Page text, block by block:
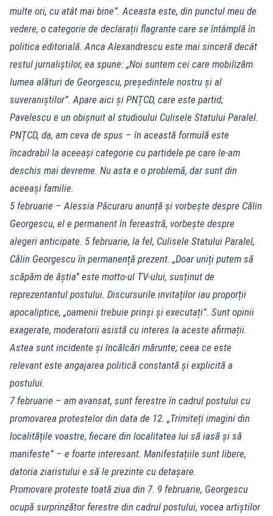
multe ori, cu atât mai bine”. Aceasta este, din punctul meu de
vedere, o categorie de declarații flagrante care se întâmplă în
politica editorială. Anca Alexandrescu este mai sinceră decât
restul jurnaliștilor, ea spune: „Noi suntem cei care mobilizăm
lumea alături de Georgescu, președintele nostru și al
suveraniștilor”. Apare aici și PNȚCD, care este partid;
Pavelescu e un obișnuit al studioului Culisele Statului Paralel.
PNȚCD, da, am ceva de spus – în această formulă este
încadrabil la aceeași categorie cu partidele pe care le-am
deschis mai devreme. Nu asta e o problemă, dar sunt din
aceeași familie.
5 februarie – Alessia Păcuraru anunță și vorbește despre Călin
Georgescu, el e permanent în fereastră, vorbește despre
alegeri anticipate. 5 februarie, la fel, Culisele Statului Paralel,
Călin Georgescu în permanență prezent. „Doar uniți putem să
scăpăm de ăștia” este motto-ul TV-ului, susținut de
reprezentantul postului. Discursurile invitaților iau proporții
apocaliptice, „oamenii trebuie prinși și executați”. Sunt opinii
exagerate, moderatorii asistă cu interes la aceste afirmații.
Astea sunt incidente și încălcări mărunte; ceea ce este
relevant este angajarea politică constantă și explicită a
postului.
7 februarie – am avansat, sunt ferestre în cadrul postului cu
promovarea protestelor din data de 12. „Trimiteți imagini din
localitățile voastre, fiecare din localitatea lui să iasă și să
manifeste” – e foarte interesant. Manifestațiile sunt libere,
datoria ziaristului e să le prezinte cu detașare.
Promovare proteste toată ziua din 7. 9 februarie, Georgescu
ocupă surprinzător ferestre din cadrul postului, vocea artiștilor